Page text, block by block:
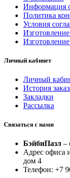
Информация
Политика
Условия
Личный кабинет
Личный
История
Закладки
Рассылка
Связаться с нами
БэйбиПазл –
Адрес офиса
дом 4
Телефон: +7